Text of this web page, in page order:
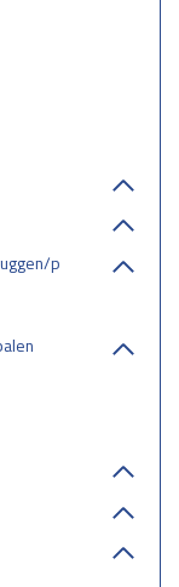
parkeerstops